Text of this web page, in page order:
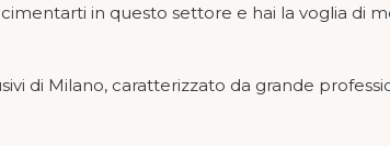
in questo settore e hai la voglia di
di Milano, caratterizzato da grande